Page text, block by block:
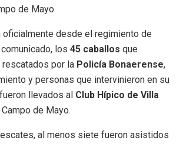
de Mayo.
oficialmente desde el regimiento de
los 45 caballos que
por la Policía Bonaerense,
y personas que intervinieron en su
llevados al Club Hípico de Villa
de Mayo.
al menos siete fueron asistidos